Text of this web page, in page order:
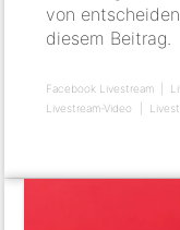
von
diesem Beitrag.
Facebook Livestream
Livestream-Video